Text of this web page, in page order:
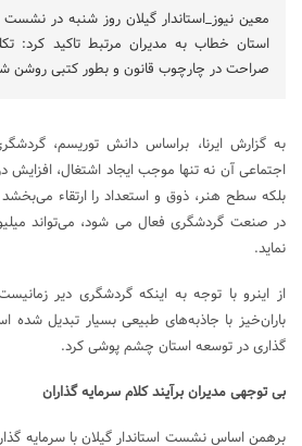
معین نیوز_استاندار گیلان روز شنبه در
استان خطاب به مدیران مرتبط تاکید کرد:
صراحت در چارچوب قانون و بطور کتبی روشن
به گزارش ایرنا، براساس دانش توریسم،
اجتماعی آن نه تنها موجب ایجاد اشتغال،
بلکه سطح هنر، ذوق و استعداد را ارتقاء
در صنعت گردشگری فعال می شود، می‌تواند
نماید.
از اینرو با توجه به اینکه گردشگری دیر
باران‌خیز با جاذبه‌های طبیعی بسیار تبدیل شده
گذاری در توسعه استان چشم پوشی کرد.
بی توجهی مدیران برآیند کلام سرمایه گذاران
برهمن اساس نشست استاندار گیلان با سرمایه